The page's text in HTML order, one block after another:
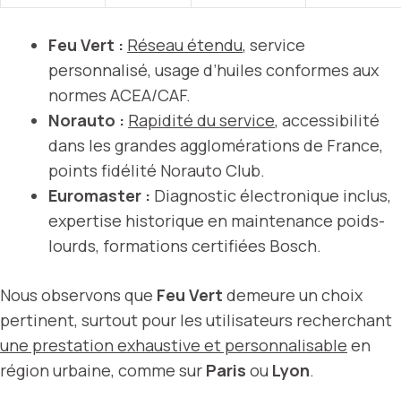
Feu Vert : Réseau étendu, service
personnalisé, usage d’huiles conformes aux
normes ACEA/CAF.
Norauto : Rapidité du service, accessibilité
dans les grandes agglomérations de France,
points fidélité Norauto Club.
Euromaster : Diagnostic électronique inclus,
expertise historique en maintenance poids-
lourds, formations certifiées Bosch.
Nous observons que Feu Vert demeure un choix
pertinent, surtout pour les utilisateurs recherchant
une prestation exhaustive et personnalisable en
région urbaine, comme sur Paris ou Lyon.